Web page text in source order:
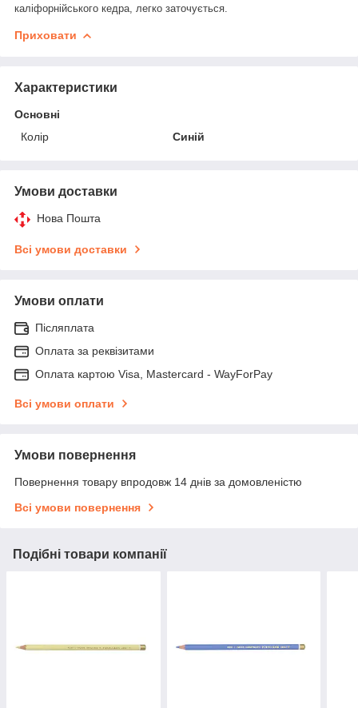
каліфорнійського кедра, легко заточується.
Приховати
Характеристики
Основні
Колір
Синій
Умови доставки
Нова Пошта
Всі умови доставки
Умови оплати
Післяплата
Оплата за реквізитами
Оплата картою Visa, Mastercard - WayForPay
Всі умови оплати
Умови повернення
Повернення товару впродовж 14 днів за домовленістю
Всі умови повернення
Подібні товари компанії